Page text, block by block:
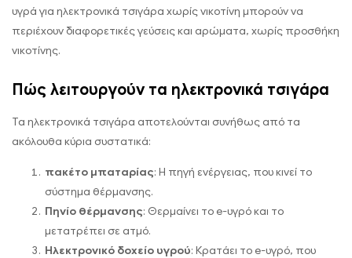
υγρά για ηλεκτρονικά τσιγάρα χωρίς νικοτίνη μπορούν να
περιέχουν διαφορετικές γεύσεις και αρώματα, χωρίς προσθήκη
νικοτίνης.
Πώς λειτουργούν τα ηλεκτρονικά τσιγάρα
Τα ηλεκτρονικά τσιγάρα αποτελούνται συνήθως από τα
ακόλουθα κύρια συστατικά:
πακέτο μπαταρίας: Η πηγή ενέργειας, που κινεί το
σύστημα θέρμανσης.
Πηνίο θέρμανσης: Θερμαίνει το e-υγρό και το
μετατρέπει σε ατμό.
Ηλεκτρονικό δοχείο υγρού: Κρατάει το e-υγρό, που